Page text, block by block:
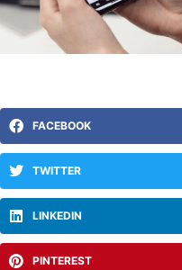
FACEBOOK
TWITTER
LINKEDIN
PINTEREST